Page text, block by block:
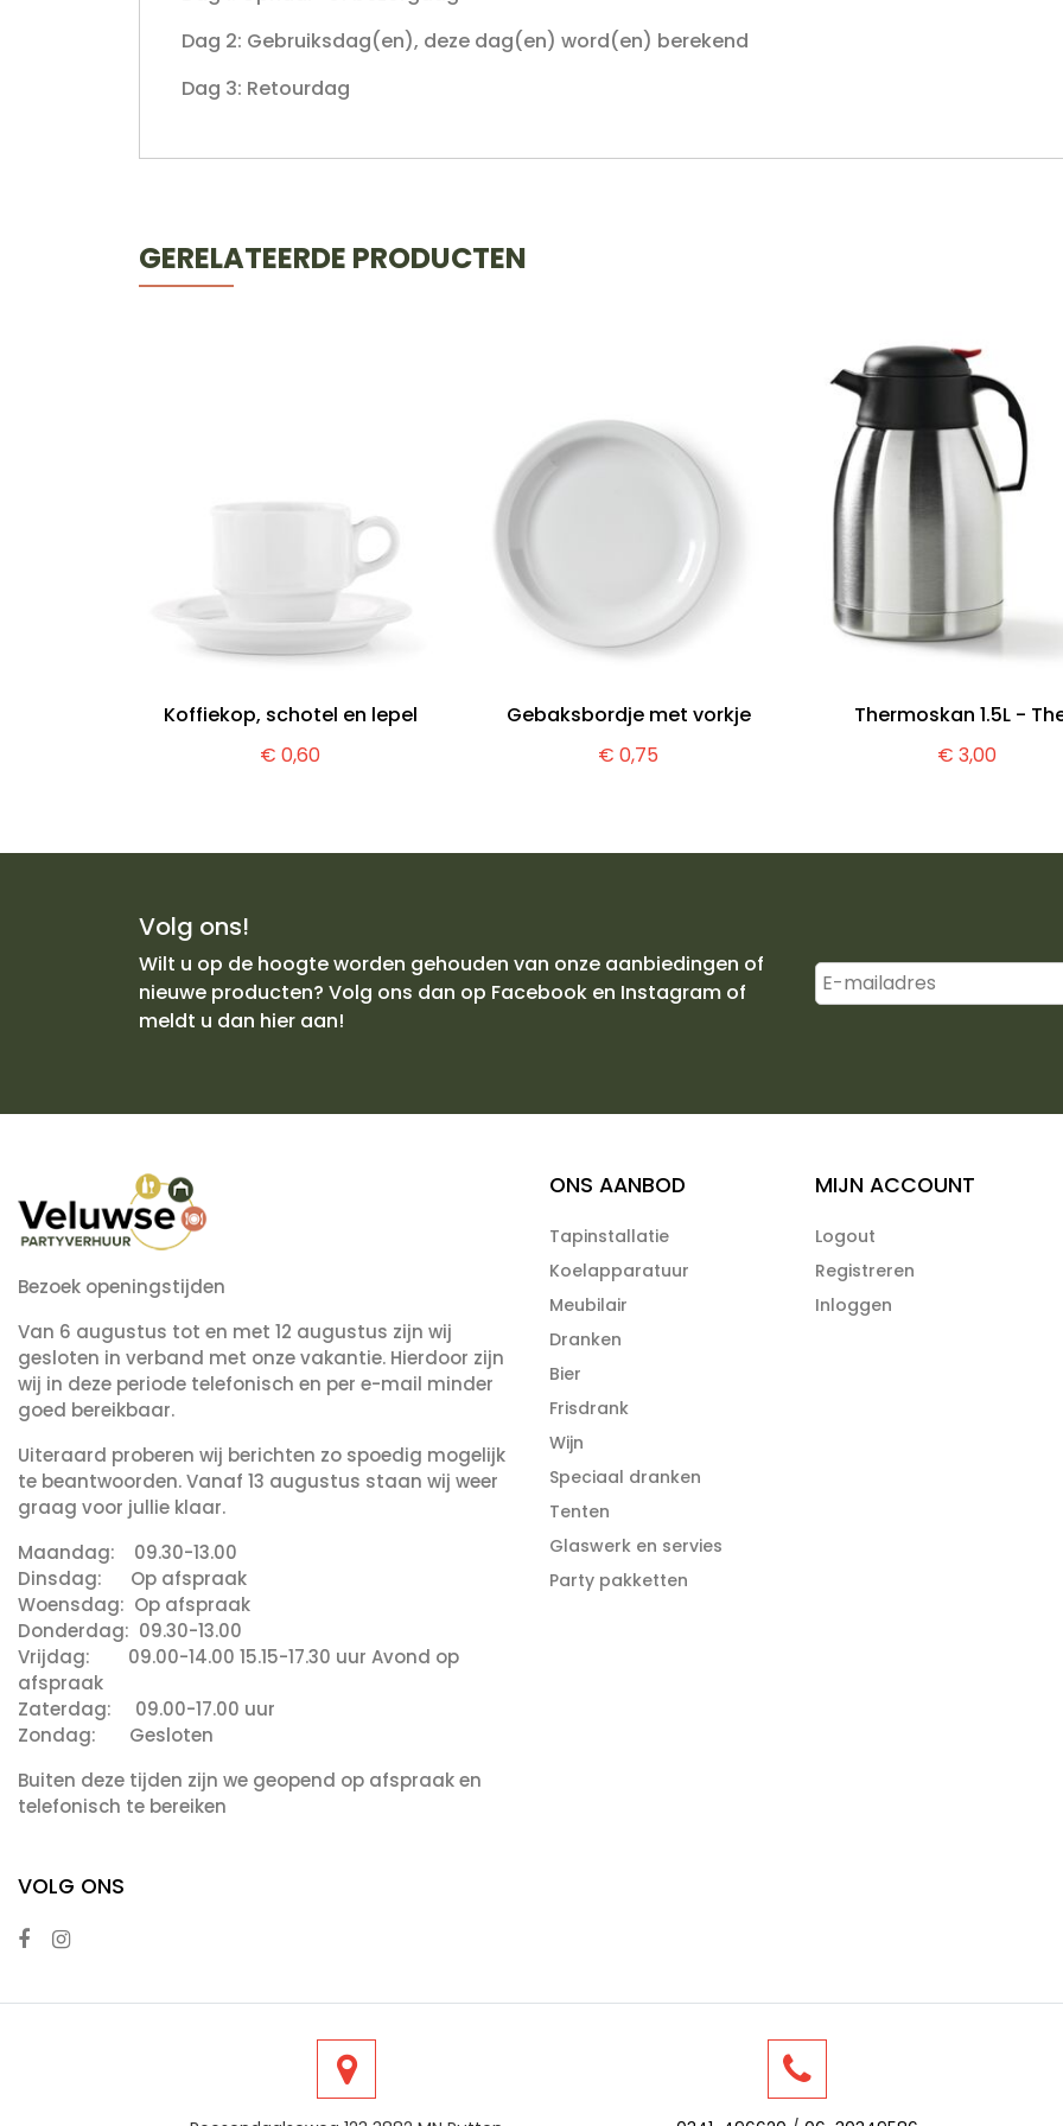
Dag 2: Gebruiksdag(en), deze dag(en) word(en) berekend
Dag 3: Retourdag
GERELATEERDE PRODUCTEN
Koffiekop, schotel en lepel
€ 0,60
Gebaksbordje met vorkje
€ 0,75
Thermoskan 1.5L -
€ 3,00
Volg ons!
Wilt u op de hoogte worden gehouden van onze aanbiedingen of
nieuwe producten? Volg ons dan op Facebook en Instagram of
meldt u dan hier aan!
Bezoek openingstijden
Van 6 augustus tot en met 12 augustus zijn wij
gesloten in verband met onze vakantie. Hierdoor zijn
wij in deze periode telefonisch en per e-mail minder
goed bereikbaar.
Uiteraard proberen wij berichten zo spoedig mogelijk
te beantwoorden. Vanaf 13 augustus staan wij weer
graag voor jullie klaar.
Maandag: 09.30-13.00
Dinsdag: Op afspraak
Woensdag: Op afspraak
Donderdag: 09.30-13.00
Vrijdag: 09.00-14.00 15.15-17.30 uur Avond op
afspraak
Zaterdag: 09.00-17.00 uur
Zondag: Gesloten
Buiten deze tijden zijn we geopend op afspraak en
telefonisch te bereiken
VOLG ONS
ONS AANBOD
Tapinstallatie
Koelapparatuur
Meubilair
Dranken
Bier
Frisdrank
Wijn
Speciaal dranken
Tenten
Glaswerk en servies
Party pakketten
MIJN ACCOUNT
Logout
Registreren
Inloggen